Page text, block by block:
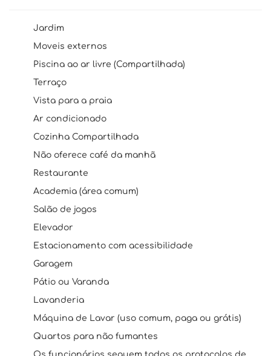
Jardim
Moveis externos
Piscina ao ar livre (Compartilhada)
Terraço
Vista para a praia
Ar condicionado
Cozinha Compartilhada
Não oferece café da manhã
Restaurante
Academia (área comum)
Salão de jogos
Elevador
Estacionamento com acessibilidade
Garagem
Pátio ou Varanda
Lavanderia
Máquina de Lavar (uso comum, paga ou grátis)
Quartos para não fumantes